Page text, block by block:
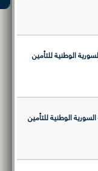
الوطنية للتأمين
الوطنية للتأمين